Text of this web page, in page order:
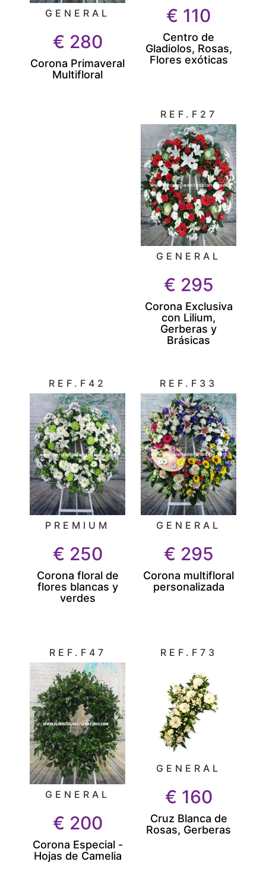
GENERAL
€ 280
Corona Primaveral
Multifloral
€ 110
Centro de
Gladiolos, Rosas,
Flores exóticas
REF.F27
GENERAL
€ 295
Corona Exclusiva
con Lilium,
Gerberas y
Brásicas
REF.F42
PREMIUM
€ 250
Corona floral de
flores blancas y
verdes
REF.F33
GENERAL
€ 295
Corona multifloral
personalizada
REF.F47
GENERAL
€ 200
Corona Especial -
Hojas de Camelia
REF.F73
GENERAL
€ 160
Cruz Blanca de
Rosas, Gerberas